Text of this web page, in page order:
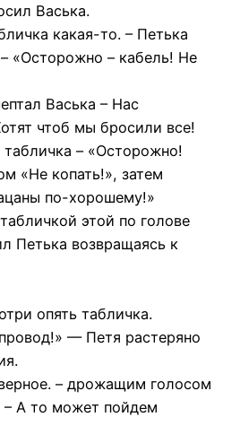
Васька.
какая-то. – Петька
«Осторожно – кабель! Не
Васька – Нас
чтоб мы бросили все!
– «Осторожно!
«Не копать!», затем
по-хорошему!»
этой по голове
Петька возвращаясь к
опять табличка.
— Петя растеряно
– дрожащим голосом
– А то может пойдем